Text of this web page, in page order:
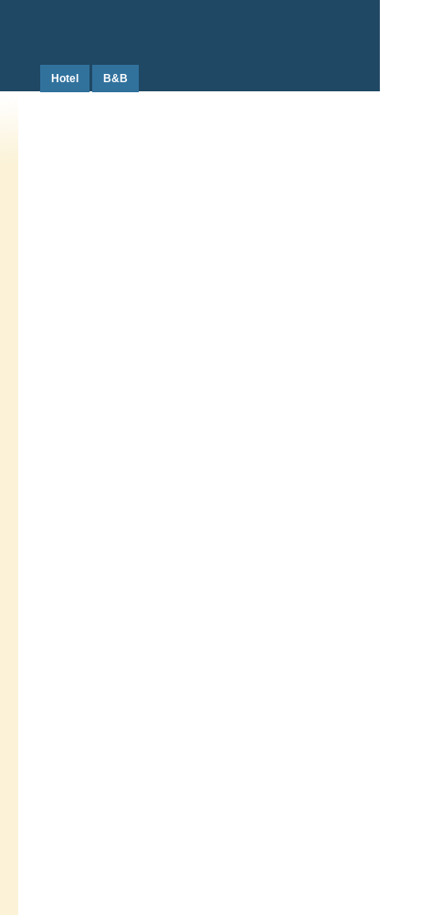
Hotel B&B